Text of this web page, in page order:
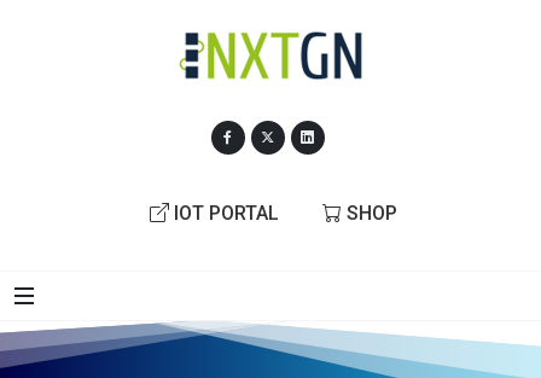
IOT PORTAL SHOP